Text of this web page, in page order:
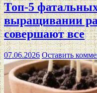
Топ-5
выращивании
совершают все
07.06.2026 Оставить